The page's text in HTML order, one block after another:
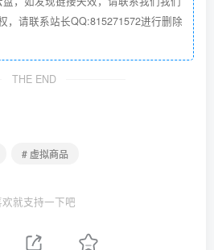
，请联系站长QQ:815271572进行删除
THE END
# 虚拟商品
就支持一下吧